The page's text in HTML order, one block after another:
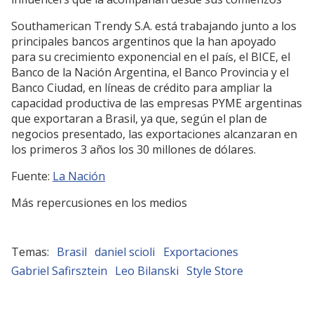
Style Store cuenta con un squad de celebridades e
para su crecimiento exponencial en el país, el BICE, el
Banco de la Nación Argentina, el Banco Provincia y el
Banco Ciudad, en líneas de crédito para ampliar la